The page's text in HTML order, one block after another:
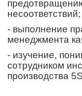
несоответствий;
- выполнение
менеджмента
- изучение,
сотрудником
производства